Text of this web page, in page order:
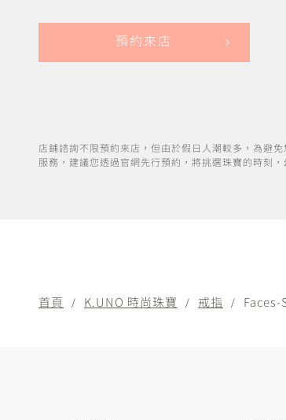
預約來店
店鋪諮詢不限預約來店，但由於假日人潮較多，為避
服務，建議您透過官網先行預約，將挑選珠寶的時刻，
首頁 K.UNO 時尚珠寶 戒指